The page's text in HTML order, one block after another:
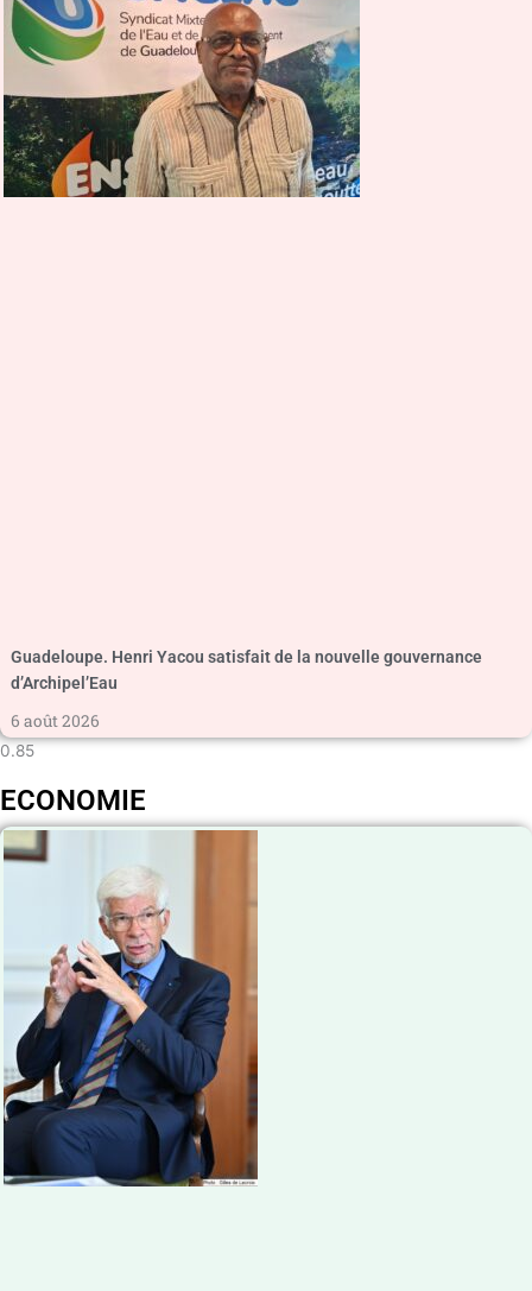
Guadeloupe. Henri Yacou satisfait de la nouvelle gouvernance
d’Archipel’Eau
6 août 2026
ECONOMIE